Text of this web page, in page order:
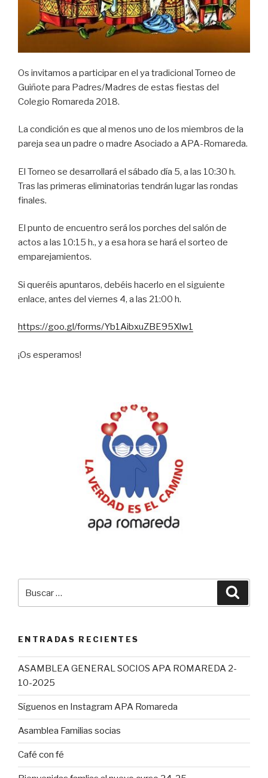
Os invitamos a participar en el ya tradicional Torneo de
Guiñote para Padres/Madres de estas fiestas del
Colegio Romareda 2018.
La condición es que al menos uno de los miembros de la
pareja sea un padre o madre Asociado a APA-Romareda.
El Torneo se desarrollará el sábado día 5, a las 10:30 h.
Tras las primeras eliminatorias tendrán lugar las rondas
finales.
El punto de encuentro será los porches del salón de
actos a las 10:15 h., y a esa hora se hará el sorteo de
emparejamientos.
Si queréis apuntaros, debéis hacerlo en el siguiente
enlace, antes del viernes 4, a las 21:00 h.
https://goo.gl/forms/Yb1AibxuZBE95Xlw1
¡Os esperamos!
por:
ENTRADAS RECIENTES
ASAMBLEA GENERAL SOCIOS APA ROMAREDA 2-
10-2025
Síguenos en Instagram APA Romareda
Asamblea Familias socias
Café con fé